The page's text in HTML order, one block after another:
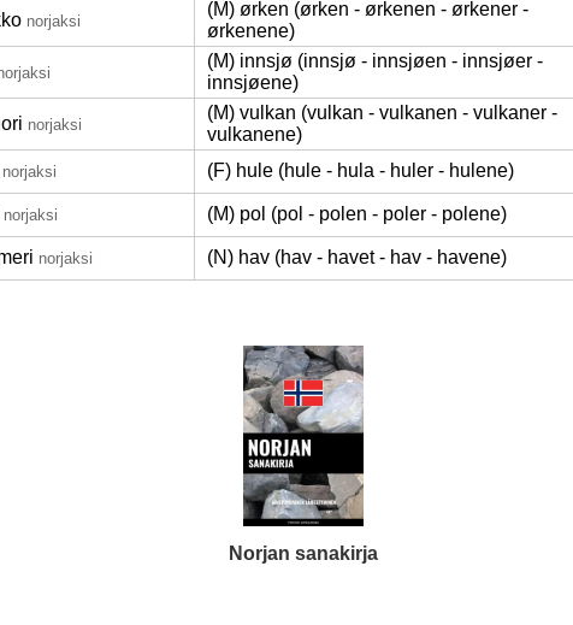
norjaksi
(M) ørken (ørken - ørkenen - ørkener -
ørkenene)
(M) innsjø (innsjø - innsjøen - innsjøer -
innsjøene)
norjaksi
(M) vulkan (vulkan - vulkanen - vulkaner -
vulkanene)
norjaksi (F) hule (hule - hula - huler - hulene)
norjaksi (M) pol (pol - polen - poler - polene)
norjaksi (N) hav (hav - havet - hav - havene)
Norjan sanakirja